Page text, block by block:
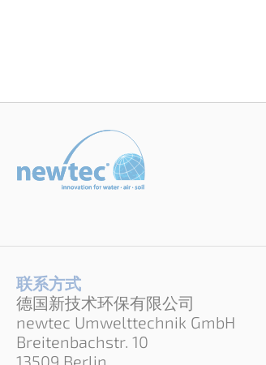
联系方式
德国新技术环保有限公司
newtec Umwelttechnik GmbH
Breitenbachstr. 10
13509 Berlin